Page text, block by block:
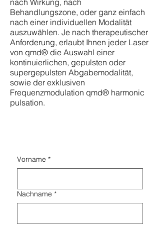
nach Wirkung, nach
Behandlungszone, oder ganz einfach
nach einer individuellen Modalität
auszuwählen. Je nach therapeutischer
Anforderung, erlaubt Ihnen jeder Laser
von qmd® die Auswahl einer
kontinuierlichen, gepulsten oder
supergepulsten Abgabemodalität,
sowie der exklusiven
Frequenzmodulation qmd® harmonic
pulsation.
Vorname *
Nachname *